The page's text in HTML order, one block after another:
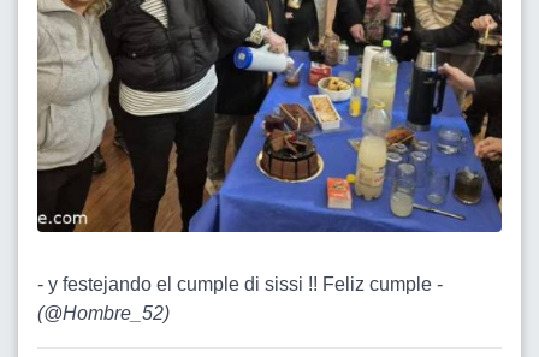
- y festejando el cumple di sissi !! Feliz cumple -
(@Hombre_52)